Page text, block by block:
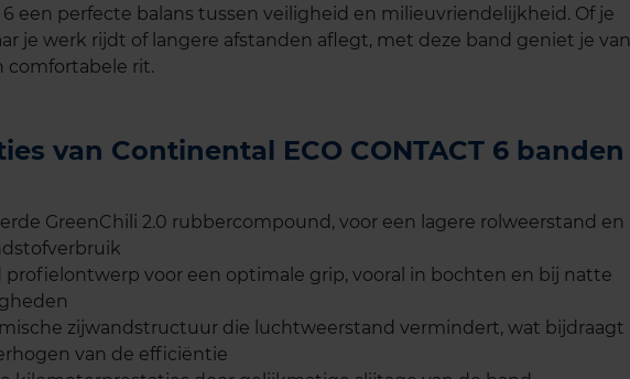
6 een perfecte balans tussen veiligheid en milieuvriendelijkheid. Of je
je werk rijdt of langere afstanden aflegt, met deze band geniet je van
comfortabele rit.
van Continental ECO CONTACT 6 banden
GreenChili 2.0 rubbercompound, voor een lagere rolweerstand en
profielontwerp voor een optimale grip, vooral in bochten en bij natte
zijwandstructuur die luchtweerstand vermindert, wat bijdraagt
van de efficiëntie